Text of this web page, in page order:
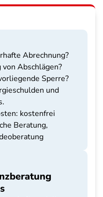
Abrechnung?
Abschlägen?
Sperre?
und
kostenfrei
Beratung,